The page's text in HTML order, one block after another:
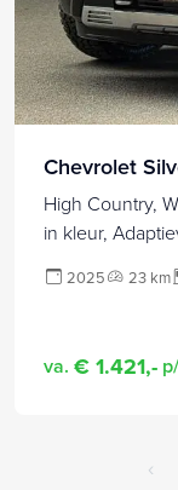
Chevrolet
High Country,
in kleur,
2025 23 km
va. € 1.421,-
‹